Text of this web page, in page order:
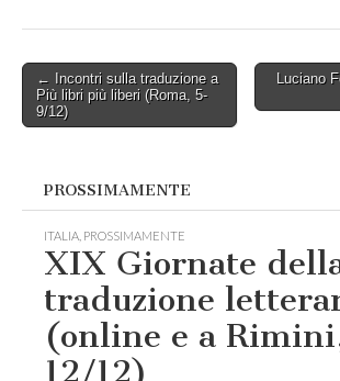
Post
navigation
← Incontri sulla traduzione a
Più libri più liberi (Roma, 5-
9/12)
Luciano
PROSSIMAMENTE
ITALIA PROSSIMAMENTE
XIX Giornate
traduzione
(online e a
12/12)